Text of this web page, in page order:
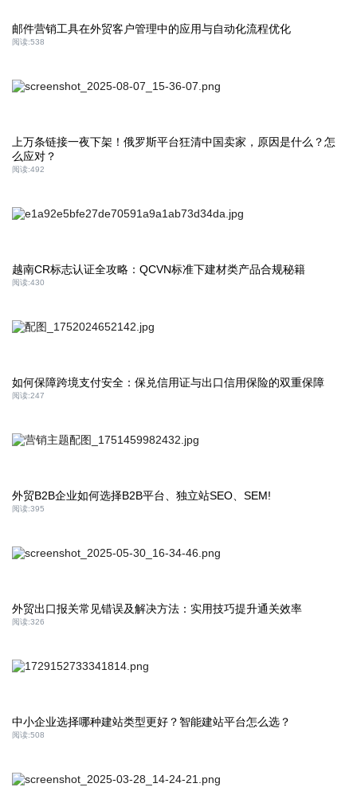
邮件营销工具在外贸客户管理中的应用与自动化流程优化
阅读:538
上万条链接一夜下架！俄罗斯平台狂清中国卖家，原因是什么？怎
么应对？
阅读:492
越南CR标志认证全攻略：QCVN标准下建材类产品合规秘籍
阅读:430
如何保障跨境支付安全：保兑信用证与出口信用保险的双重保障
阅读:247
外贸B2B企业如何选择B2B平台、独立站SEO、SEM!
阅读:395
外贸出口报关常见错误及解决方法：实用技巧提升通关效率
阅读:326
中小企业选择哪种建站类型更好？智能建站平台怎么选？
阅读:508